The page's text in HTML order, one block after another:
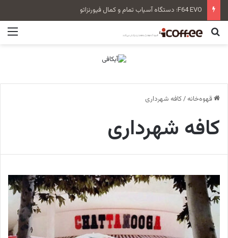
F64 EVO؛ دستگاه آسیاب تمام و کمال فیورنزاتو
جستجو برای
قهوه‌خانه /کافه شهرداری
کافه شهرداری